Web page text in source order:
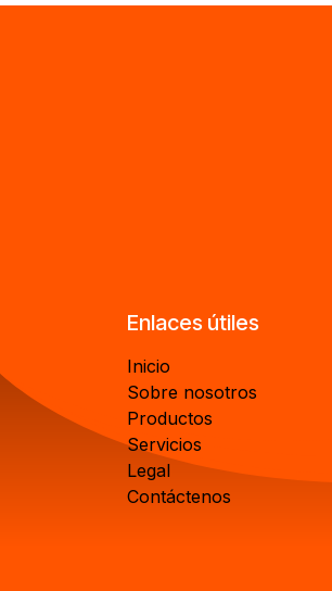
Enlaces útiles
Inicio
Sobre nosotros
Productos
Servicios
Legal
Contáctenos